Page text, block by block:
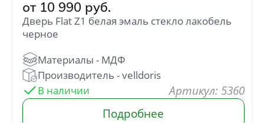
от 10 990 руб.
Дверь Flat Z1 белая эмаль стекло лакобель
черное
: 5360